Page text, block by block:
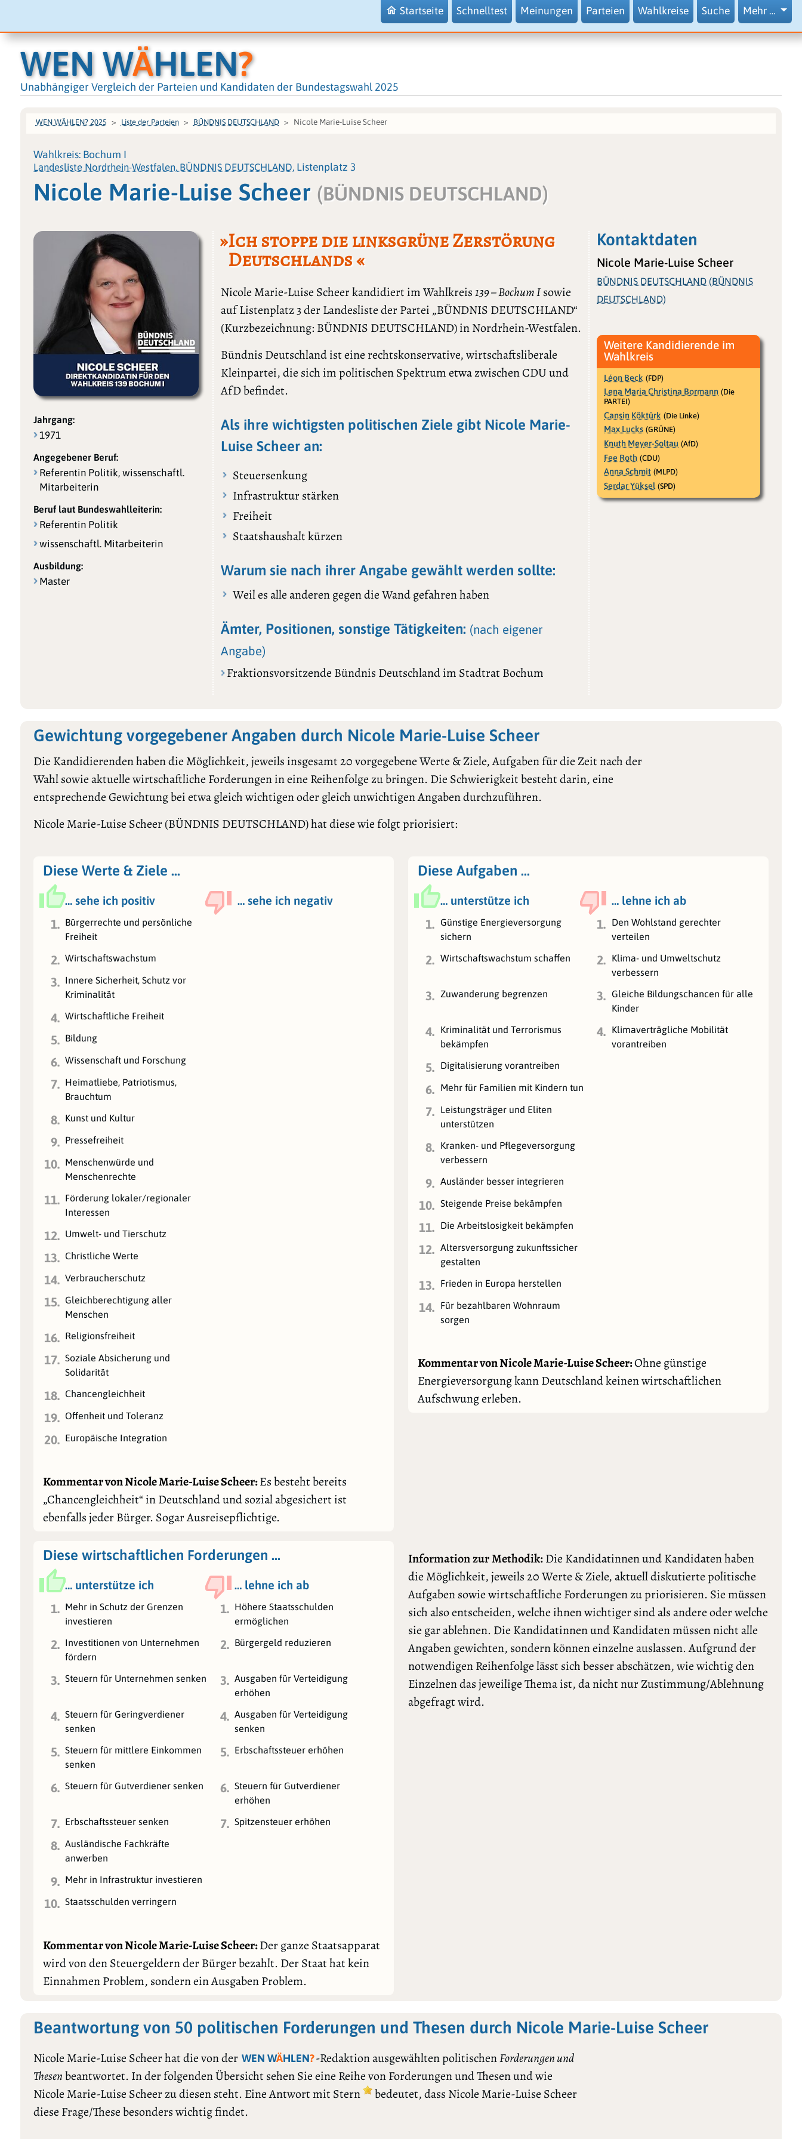
Startseite Schnelltest Meinungen Parteien Wahlkreise Suche Mehr …
WEN WÄHLEN?
Unabhängiger Vergleich der Parteien und Kandidaten der Bundestagswahl 2025
WEN WÄHLEN? 2025 Liste der Parteien BÜNDNIS DEUTSCHLAND Nicole Marie-Luise Scheer
Wahlkreis: Bochum I
Landesliste Nordrhein-Westfalen, BÜNDNIS DEUTSCHLAND, Listenplatz 3
Nicole Marie-Luise Scheer (BÜNDNIS DEUTSCHLAND)
Jahrgang:
1971
Angegebener Beruf:
Referentin Politik, wissenschaftl.
Mitarbeiterin
Beruf laut Bundeswahlleiterin:
Referentin Politik
wissenschaftl. Mitarbeiterin
Ausbildung:
Master
»Ich stoppe die linksgrüne Zerstörung
Deutschlands «
Nicole Marie-Luise Scheer kandidiert im Wahlkreis139 – Bochum Isowie
auf Listenplatz 3 der Landesliste der Partei „BÜNDNIS DEUTSCHLAND“
(Kurzbezeichnung: BÜNDNIS DEUTSCHLAND) in Nordrhein-Westfalen.
Bündnis Deutschland ist eine rechtskonservative, wirtschaftsliberale
Kleinpartei, die sich im politischen Spektrum etwa zwischen CDU und
AfD befindet.
Als ihre wichtigsten politischen Ziele gibt Nicole Marie-
Luise Scheer an:
Steuersenkung
Infrastruktur stärken
Freiheit
Staatshaushalt kürzen
Warum sie nach ihrer Angabe gewählt werden sollte:
Weil es alle anderen gegen die Wand gefahren haben
Ämter, Positionen, sonstige Tätigkeiten: (nach eigener
Angabe)
Fraktionsvorsitzende Bündnis Deutschland im Stadtrat Bochum
Kontaktdaten
Nicole Marie-Luise Scheer
BÜNDNIS DEUTSCHLAND (BÜNDNIS
DEUTSCHLAND)
Weitere Kandidierende im
Wahlkreis
Léon Beck (FDP)
Lena Maria Christina Bormann (Die
PARTEI)
Cansin Köktürk (Die Linke)
Max Lucks (GRÜNE)
Knuth Meyer-Soltau (AfD)
Fee Roth (CDU)
Anna Schmit (MLPD)
Serdar Yüksel (SPD)
Gewichtung vorgegebener Angaben durch Nicole Marie-Luise Scheer
Die Kandidierenden haben die Möglichkeit, jeweils insgesamt 20 vorgegebene Werte & Ziele, Aufgaben für die Zeit nach der
Wahl sowie aktuelle wirtschaftliche Forderungen in eine Reihenfolge zu bringen. Die Schwierigkeit besteht darin, eine
entsprechende Gewichtung bei etwa gleich wichtigen oder gleich unwichtigen Angaben durchzuführen.
Nicole Marie-Luise Scheer (BÜNDNIS DEUTSCHLAND) hat diese wie folgt priorisiert:
Diese Werte & Ziele …
… sehe ich positiv
… sehe ich negativ
1. Bürgerrechte und persönliche
Freiheit
2. Wirtschaftswachstum
3. Innere Sicherheit, Schutz vor
Kriminalität
4. Wirtschaftliche Freiheit
5. Bildung
6. Wissenschaft und Forschung
7. Heimatliebe, Patriotismus,
Brauchtum
8. Kunst und Kultur
9. Pressefreiheit
10. Menschenwürde und
Menschenrechte
11. Förderung lokaler/regionaler
Interessen
12. Umwelt- und Tierschutz
13. Christliche Werte
14. Verbraucherschutz
15. Gleichberechtigung aller
Menschen
16. Religionsfreiheit
17. Soziale Absicherung und
Solidarität
18. Chancengleichheit
19. Offenheit und Toleranz
20. Europäische Integration
Kommentar von Nicole Marie-Luise Scheer:Es besteht bereits
„Chancengleichheit“ in Deutschland und sozial abgesichert ist
ebenfalls jeder Bürger. Sogar Ausreisepflichtige.
Diese Aufgaben …
… unterstütze ich
… lehne ich ab
1.
Günstige Energieversorgung
sichern
1.
Den Wohlstand gerechter
verteilen
2. Wirtschaftswachstum schaffen 2.
Klima- und Umweltschutz
verbessern
3. Zuwanderung begrenzen 3.
Gleiche Bildungschancen für alle
Kinder
4.
Kriminalität und Terrorismus
bekämpfen
4.
Klimaverträgliche Mobilität
vorantreiben
5. Digitalisierung vorantreiben
6. Mehr für Familien mit Kindern tun
7.
Leistungsträger und Eliten
unterstützen
8.
Kranken- und Pflegeversorgung
verbessern
9. Ausländer besser integrieren
10. Steigende Preise bekämpfen
11. Die Arbeitslosigkeit bekämpfen
12.
Altersversorgung zukunftssicher
gestalten
13. Frieden in Europa herstellen
14.
Für bezahlbaren Wohnraum
sorgen
Kommentar von Nicole Marie-Luise Scheer:Ohne günstige
Energieversorgung kann Deutschland keinen wirtschaftlichen
Aufschwung erleben.
Diese wirtschaftlichen Forderungen …
… unterstütze ich
… lehne ich ab
1. Mehr in Schutz der Grenzen
investieren
1. Höhere Staatsschulden
ermöglichen
2. Investitionen von Unternehmen
fördern
2. Bürgergeld reduzieren
3. Steuern für Unternehmen senken 3. Ausgaben für Verteidigung
erhöhen
4. Steuern für Geringverdiener
senken
4. Ausgaben für Verteidigung
senken
5. Steuern für mittlere Einkommen
senken
5. Erbschaftssteuer erhöhen
6. Steuern für Gutverdiener senken 6. Steuern für Gutverdiener
erhöhen
7. Erbschaftssteuer senken 7. Spitzensteuer erhöhen
8. Ausländische Fachkräfte
anwerben
9. Mehr in Infrastruktur investieren
10. Staatsschulden verringern
Kommentar von Nicole Marie-Luise Scheer:Der ganze Staatsapparat
wird von den Steuergeldern der Bürger bezahlt. Der Staat hat kein
Einnahmen Problem, sondern ein Ausgaben Problem.
Information zur Methodik:Die Kandidatinnen und Kandidaten haben
die Möglichkeit, jeweils 20 Werte & Ziele, aktuell diskutierte politische
Aufgaben sowie wirtschaftliche Forderungen zu priorisieren. Sie müssen
sich also entscheiden, welche ihnen wichtiger sind als andere oder welche
sie gar ablehnen. Die Kandidatinnen und Kandidaten müssen nicht alle
Angaben gewichten, sondern können einzelne auslassen. Aufgrund der
notwendigen Reihenfolge lässt sich besser abschätzen, wie wichtig den
Einzelnen das jeweilige Thema ist, da nicht nur Zustimmung/Ablehnung
abgefragt wird.
Beantwortung von 50 politischen Forderungen und Thesen durch Nicole Marie-Luise Scheer
Nicole Marie-Luise Scheer hat die von der WEN WÄHLEN?-Redaktion ausgewählten politischenForderungen und
Thesenbeantwortet. In der folgenden Übersicht sehen Sie eine Reihe von Forderungen und Thesen und wie
Nicole Marie-Luise Scheer zu diesen steht. Eine Antwort mit Stern
bedeutet, dass Nicole Marie-Luise Scheer
diese Frage/These besonders wichtig findet.